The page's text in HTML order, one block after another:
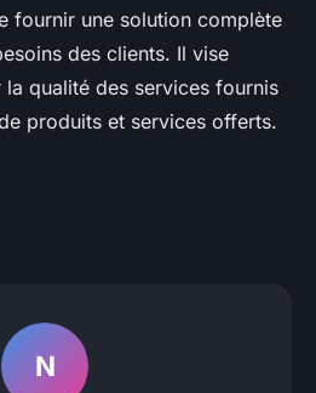
fournir une solution complète
des clients. Il vise
qualité des services fournis
produits et services offerts.
N